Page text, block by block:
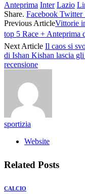
Anteprima Inter Lazio
Share. Facebook Twitter
Previous ArticleVittorie
top 5 Race + Anteprima
Next Article Il caos si
di Ishan Kishan lascia
recensione
sportizia
Website
Related Posts
CALCIO